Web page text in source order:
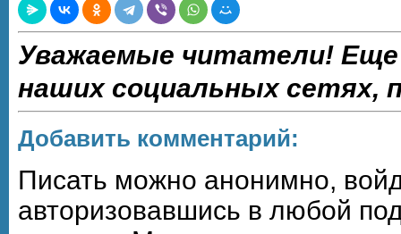
Уважаемые читатели!
наших социальных сетях,
Добавить комментарий:
Писать можно анонимно,
авторизовавшись в любой